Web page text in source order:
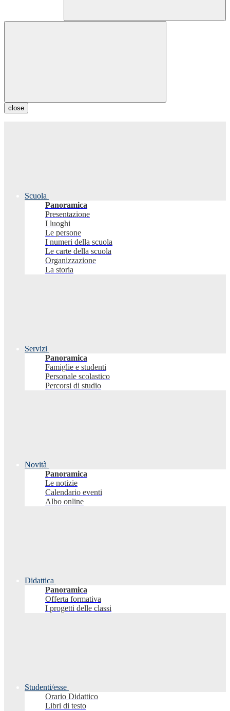
close
Scuola
Panoramica
Presentazione
I luoghi
Le persone
I numeri della scuola
Le carte della scuola
Organizzazione
La storia
Servizi
Panoramica
Famiglie e studenti
Personale scolastico
Percorsi di studio
Novità
Panoramica
Le notizie
Calendario eventi
Albo online
Didattica
Panoramica
Offerta formativa
I progetti delle classi
Studenti/esse
Orario Didattico
Libri di testo